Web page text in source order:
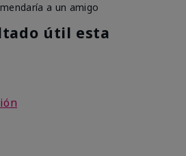
a un amigo
útil esta